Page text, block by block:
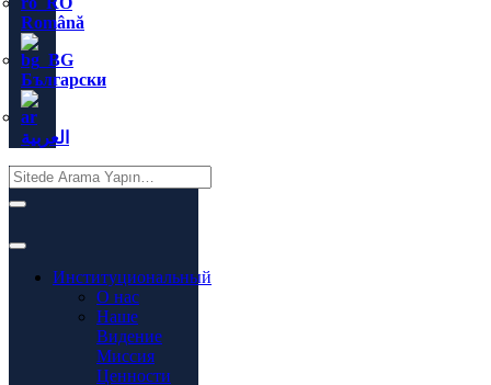
Română
Български
العربية
Институциональный
О нас
Наше
Видение
Миссия
Ценности